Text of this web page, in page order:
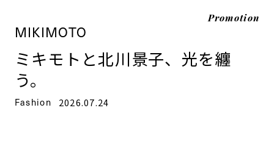
Promotion
MIKIMOTO
ミキモトと北川景子、光を纏
う。
Fashion 2026.07.24